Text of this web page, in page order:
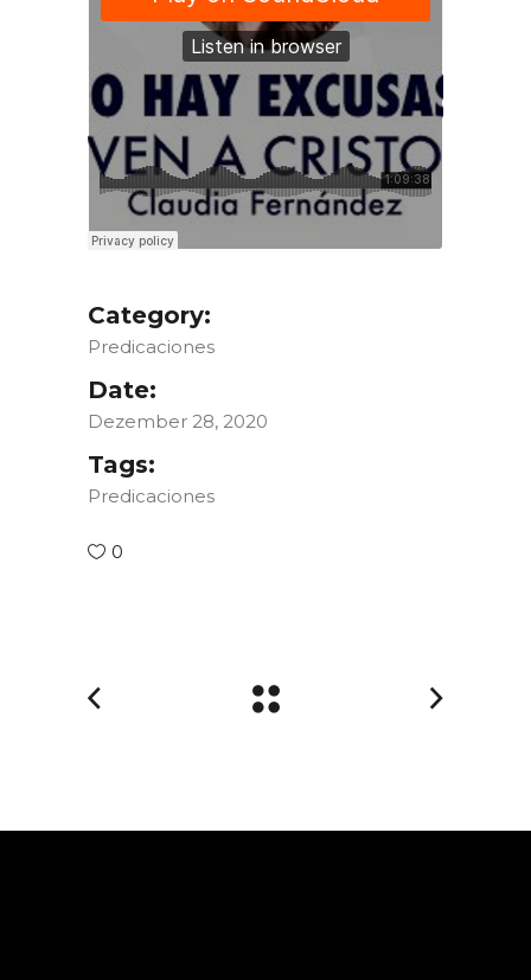
Category:
Predicaciones
Date:
Dezember 28, 2020
Tags:
Predicaciones
0